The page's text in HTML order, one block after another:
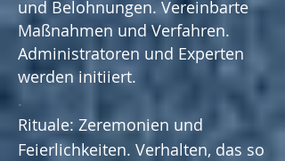
und Belohnungen. Vereinbarte
Maßnahmen und Verfahren.
Administratoren und Experten
werden initiiert.
.
Rituale: Zeremonien und
Feierlichkeiten. Verhalten, das so